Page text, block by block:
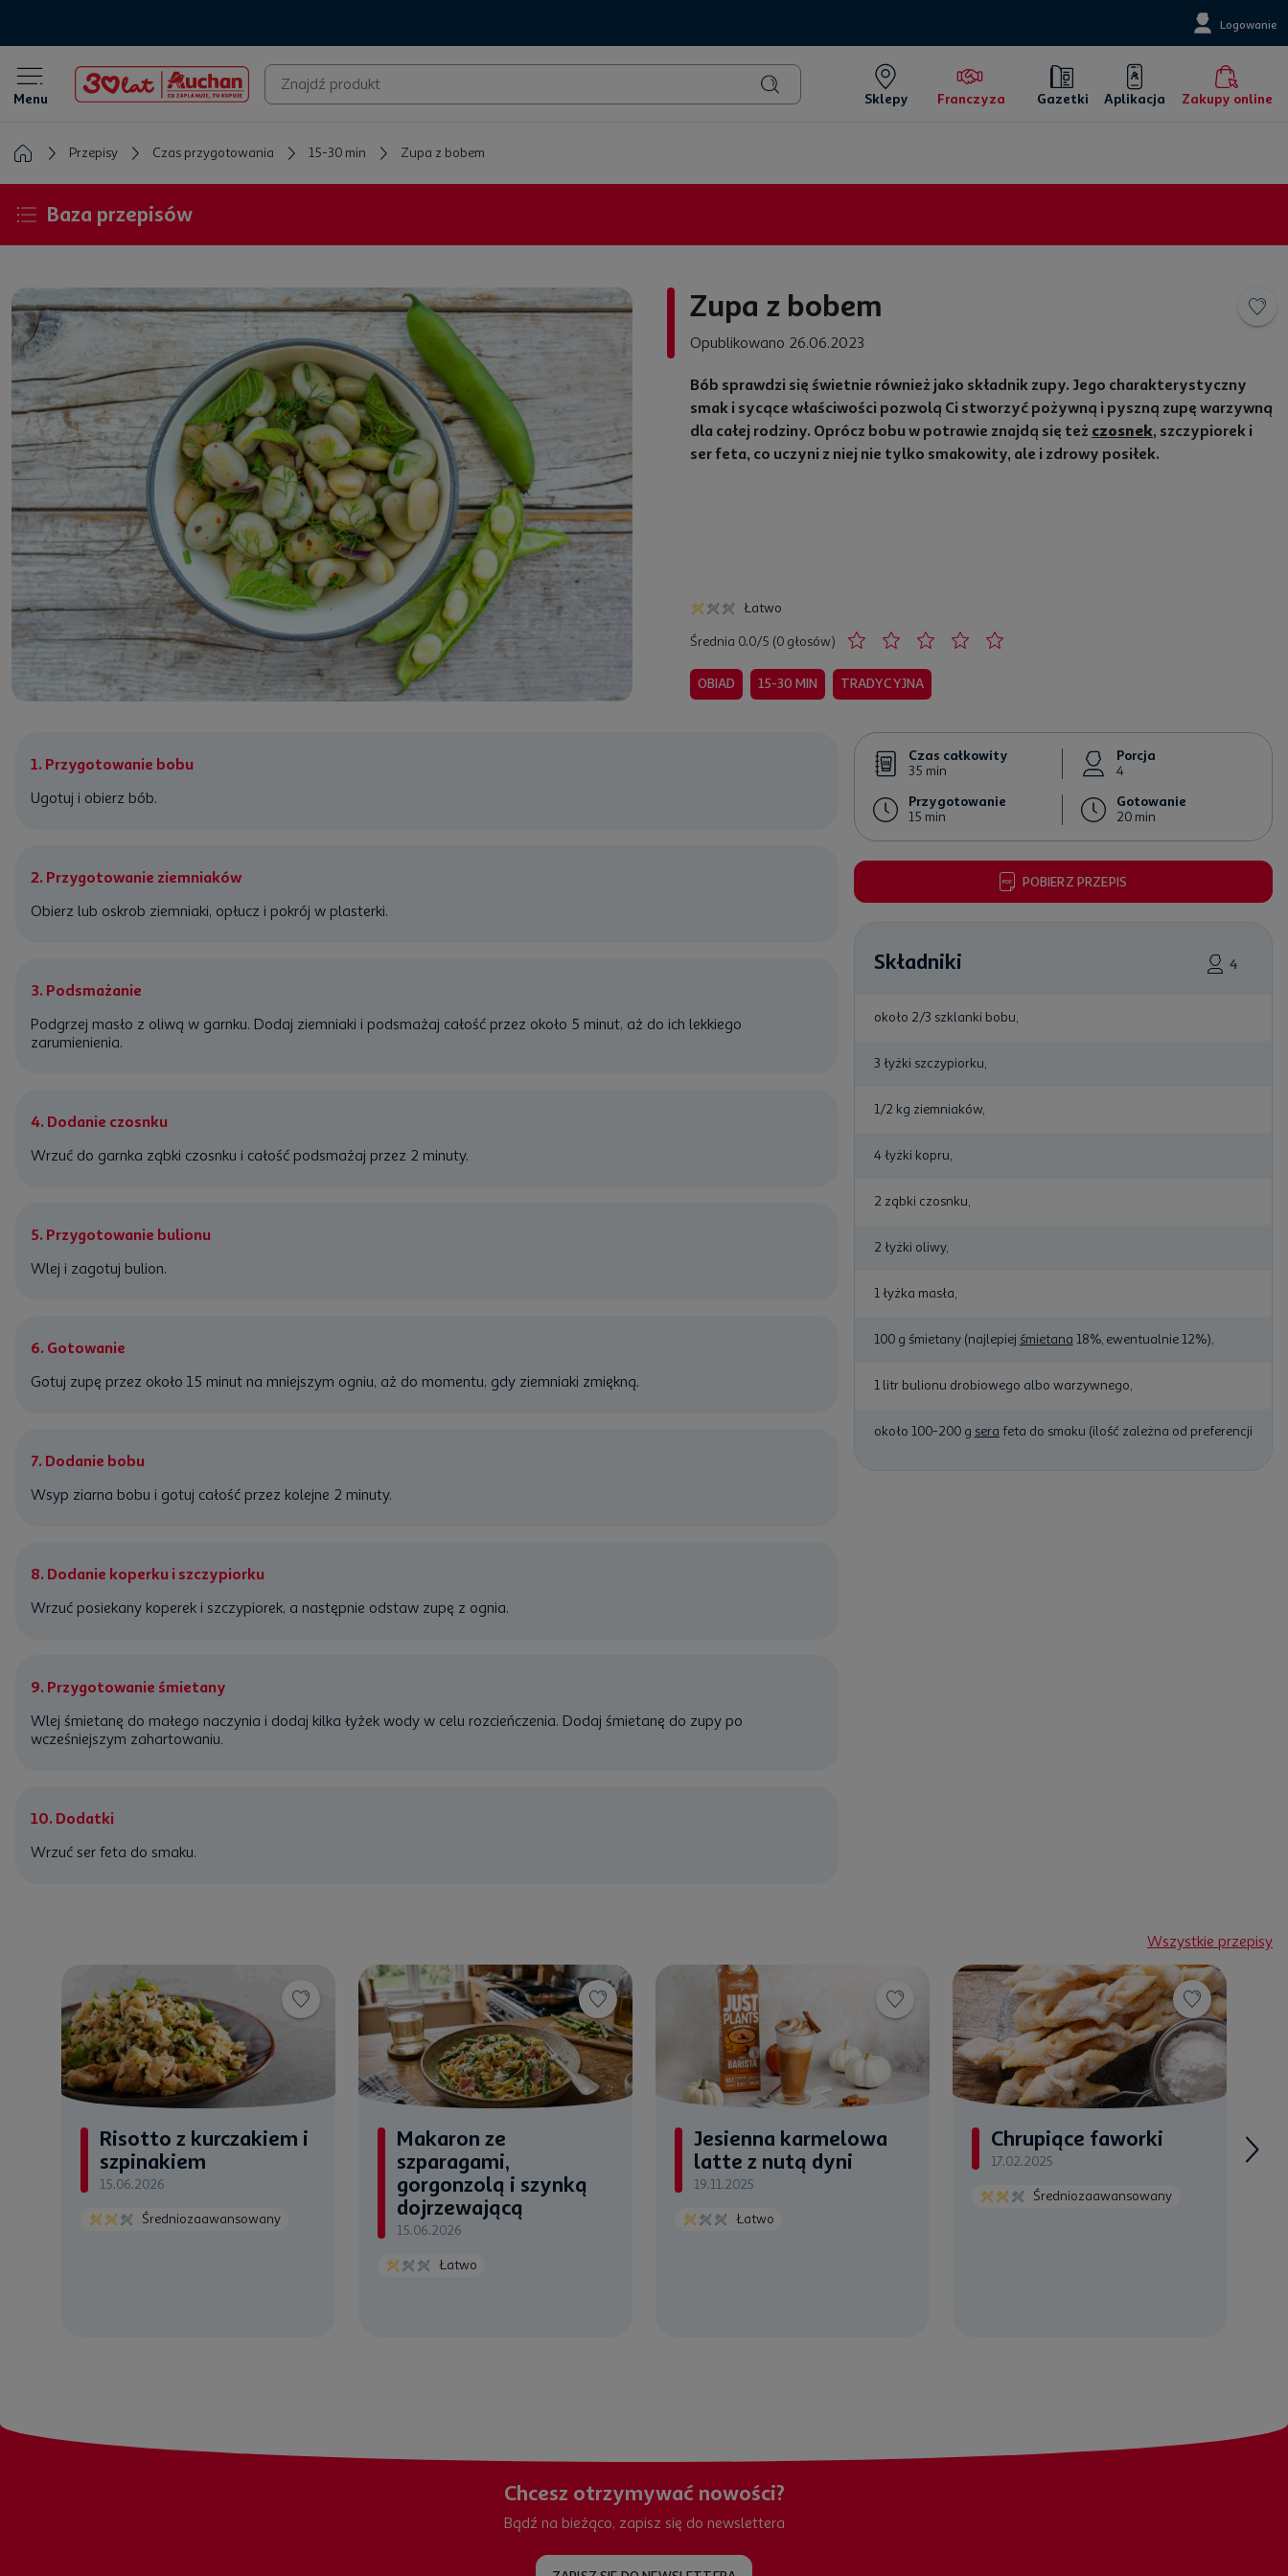
Logowanie
Menu Sklepy Franczyza Gazetki Aplikacja Zakupy online
Przepisy Czas przygotowania 15-30 min Zupa z bobem
Baza przepisów
Zupa z bobem
Opublikowano 26.06.2023
Bób sprawdzi się świetnie również jako składnik zupy. Jego charakterystyczny
smak i sycące właściwości pozwolą Ci stworzyć pożywną i pyszną zupę warzywną
dla całej rodziny. Oprócz bobu w potrawie znajdą się też czosnek, szczypiorek i
ser feta, co uczyni z niej nie tylko smakowity, ale i zdrowy posiłek.
Łatwo
Średnia 0.0/5 (0 głosów)
OBIAD 15-30 MIN TRADYCYJNA
1. Przygotowanie bobu
Ugotuj i obierz bób.
2. Przygotowanie ziemniaków
Obierz lub oskrob ziemniaki, opłucz i pokrój w plasterki.
3. Podsmażanie
Podgrzej masło z oliwą w garnku. Dodaj ziemniaki i podsmażaj całość przez około 5 minut, aż do ich lekkiego
zarumienienia.
4. Dodanie czosnku
Wrzuć do garnka ząbki czosnku i całość podsmażaj przez 2 minuty.
5. Przygotowanie bulionu
Wlej i zagotuj bulion.
6. Gotowanie
Gotuj zupę przez około 15 minut na mniejszym ogniu, aż do momentu, gdy ziemniaki zmiękną.
7. Dodanie bobu
Wsyp ziarna bobu i gotuj całość przez kolejne 2 minuty.
8. Dodanie koperku i szczypiorku
Wrzuć posiekany koperek i szczypiorek, a następnie odstaw zupę z ognia.
9. Przygotowanie śmietany
Wlej śmietanę do małego naczynia i dodaj kilka łyżek wody w celu rozcieńczenia. Dodaj śmietanę do zupy po
wcześniejszym zahartowaniu.
10. Dodatki
Wrzuć ser feta do smaku.
Czas całkowity
35 min
Porcja
4
Przygotowanie
15 min
Gotowanie
20 min
POBIERZ PRZEPIS
Składniki 4
około 2/3 szklanki bobu,
3 łyżki szczypiorku,
1/2 kg ziemniaków,
4 łyżki kopru,
2 ząbki czosnku,
2 łyżki oliwy,
1 łyżka masła,
100 g śmietany (najlepiej śmietana 18%, ewentualnie 12%),
1 litr bulionu drobiowego albo warzywnego,
około 100-200 g sera feta do smaku (ilość zależna od preferencji).
Wszystkie przepisy
Risotto z kurczakiem i
szpinakiem
15.06.2026
Średniozaawansowany
Makaron ze
szparagami,
gorgonzolą i szynką
dojrzewającą
15.06.2026
Łatwo
Jesienna karmelowa
latte z nutą dyni
19.11.2025
Łatwo
Chrupiące faworki
17.02.2025
Średniozaawansowany
Chcesz otrzymywać nowości?
Bądź na bieżąco, zapisz się do newslettera